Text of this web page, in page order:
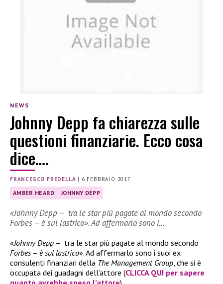
NEWS
Johnny Depp fa chiarezza sulle
questioni finanziarie. Ecco cosa
dice….
FRANCESCO FREDELLA | 6 FEBBRAIO 2017
AMBER HEARD JOHNNY DEPP
«Johnny Depp – tra le star più pagate al mondo secondo
Forbes – è sul lastrico». Ad affermarlo sono i…
«Johnny Depp – tra le star più pagate al mondo secondo
Forbes– è sul lastrico». Ad affermarlo sono i suoi ex
consulenti finanziari della The Management Group, che si è
occupata dei guadagni dell’attore (CLICCA QUI per sapere